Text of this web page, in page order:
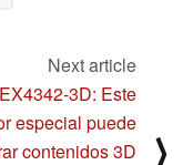
Next article
3D: Este
especial puede
contenidos 3D
⟩